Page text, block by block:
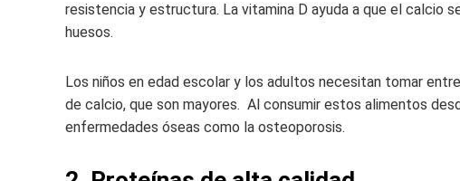
resistencia y estructura. La vitamina D ayuda a que el calcio
huesos.
Los niños en edad escolar y los adultos necesitan tomar
de calcio, que son mayores. Al consumir estos alimentos
enfermedades óseas como la osteoporosis.